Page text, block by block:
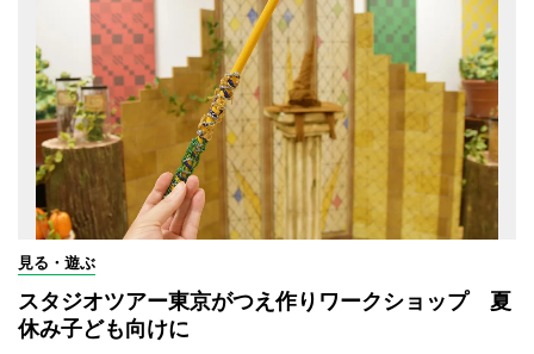
見る・遊ぶ
スタジオツアー東京がつえ作りワークショップ 夏
休み子ども向けに